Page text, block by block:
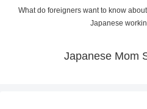
What do foreigners want to know
Japanese
Japanese Mom